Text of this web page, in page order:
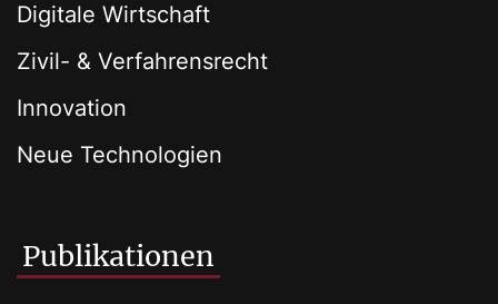
Digitale Wirtschaft
Zivil- & Verfahrensrecht
Innovation
Neue Technologien
Publikationen